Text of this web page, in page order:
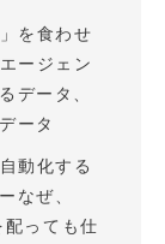
を食わせ
ージェン
データ、
ータ
動化する
なぜ、
っても仕